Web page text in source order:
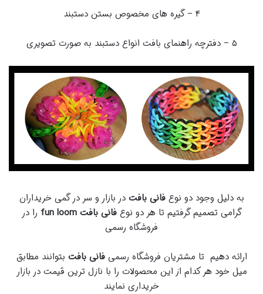
۴ – گیره های مخصوص بستن دستبند
۵ – دفترچه راهنمای بافت انواع دستبند به صورت تصویری
به دلیل وجود دو نوعفانی بافت در بازار و سر در گمی خریداران
گرامی تصمیم گرفتیم تا هر دو نوعفانی بافت fun loom
را در
فروشگاه رسمی
ارائه دهیم تا مشتریان فروشگاه رسمیفانی بافت بتوانند مطابق
میل خود هر کدام از این محصولات را با نازل ترین قیمت در بازار
خریداری نمایند